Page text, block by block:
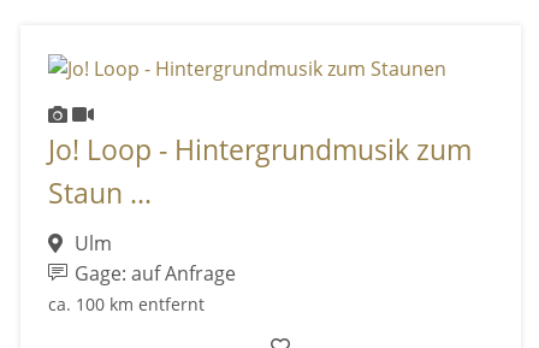
Jo! Loop - Hintergrundmusik zum
Staun ...
Ulm
Gage: auf Anfrage
ca. 100 km entfernt